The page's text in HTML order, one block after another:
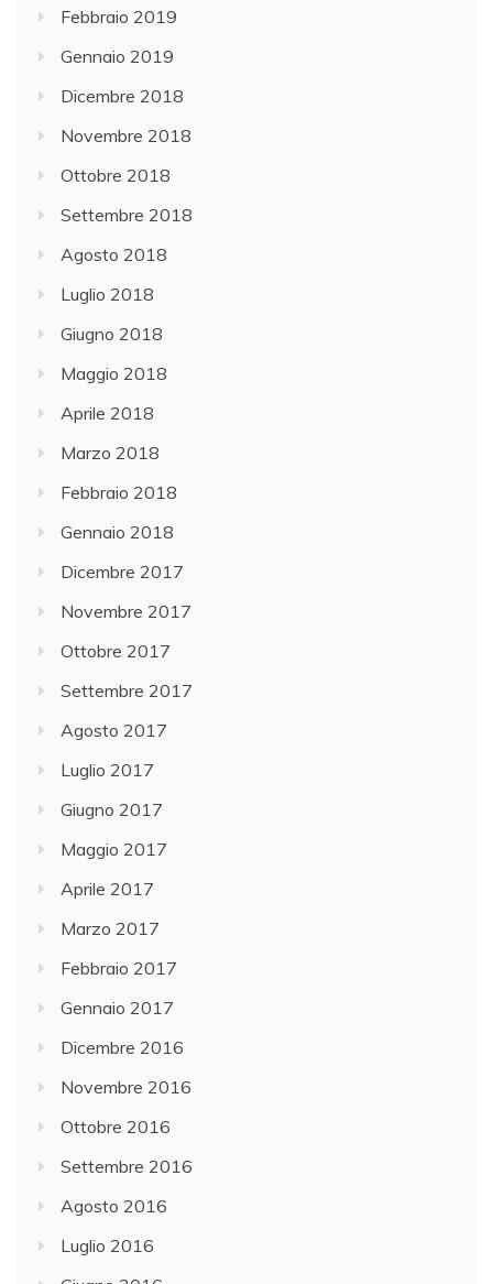
Febbraio 2019
Gennaio 2019
Dicembre 2018
Novembre 2018
Ottobre 2018
Settembre 2018
Agosto 2018
Luglio 2018
Giugno 2018
Maggio 2018
Aprile 2018
Marzo 2018
Febbraio 2018
Gennaio 2018
Dicembre 2017
Novembre 2017
Ottobre 2017
Settembre 2017
Agosto 2017
Luglio 2017
Giugno 2017
Maggio 2017
Aprile 2017
Marzo 2017
Febbraio 2017
Gennaio 2017
Dicembre 2016
Novembre 2016
Ottobre 2016
Settembre 2016
Agosto 2016
Luglio 2016